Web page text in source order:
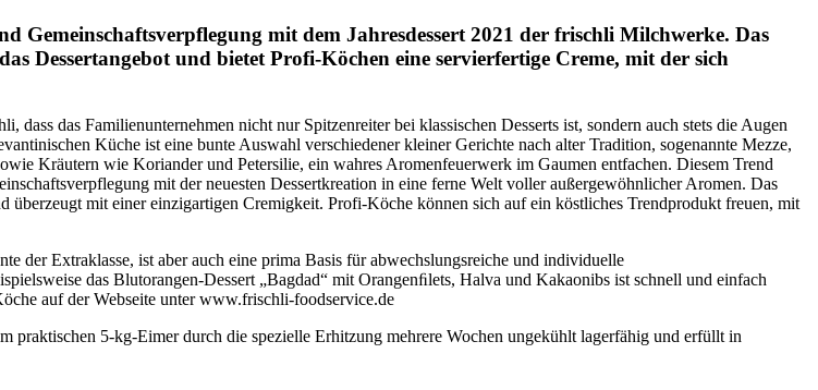
Gemeinschaftsverpflegung mit dem Jahresdessert 2021 der frischli Milchwerke. Das
Dessertangebot und bietet Profi-Köchen eine servierfertige Creme, mit der sich
dass das Familienunternehmen nicht nur Spitzenreiter bei klassischen Desserts ist, sondern auch stets die Augen
Küche ist eine bunte Auswahl verschiedener kleiner Gerichte nach alter Tradition, sogenannte Mezze,
Kräutern wie Koriander und Petersilie, ein wahres Aromenfeuerwerk im Gaumen entfachen. Diesem Trend
mit der neuesten Dessertkreation in eine ferne Welt voller außergewöhnlicher Aromen. Das
mit einer einzigartigen Cremigkeit. Profi-Köche können sich auf ein köstliches Trendprodukt freuen, mit
der Extraklasse, ist aber auch eine prima Basis für abwechslungsreiche und individuelle
das Blutorangen-Dessert „Bagdad“ mit Orangenﬁlets, Halva und Kakaonibs ist schnell und einfach
auf der Webseite unter www.frischli-foodservice.de
praktischen 5-kg-Eimer durch die spezielle Erhitzung mehrere Wochen ungekühlt lagerfähig und erfüllt in